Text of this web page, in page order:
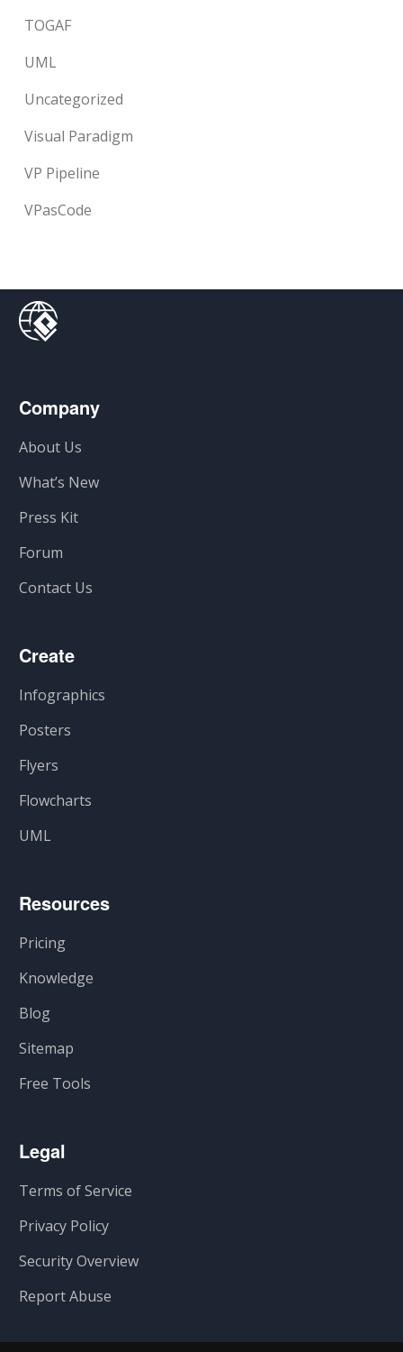
TOGAF
UML
Uncategorized
Visual Paradigm
VP Pipeline
VPasCode
Company
About Us
What’s New
Press Kit
Forum
Contact Us
Create
Infographics
Posters
Flyers
Flowcharts
UML
Resources
Pricing
Knowledge
Blog
Sitemap
Free Tools
Legal
Terms of Service
Privacy Policy
Security Overview
Report Abuse